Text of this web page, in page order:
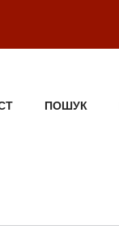
ПОШУК